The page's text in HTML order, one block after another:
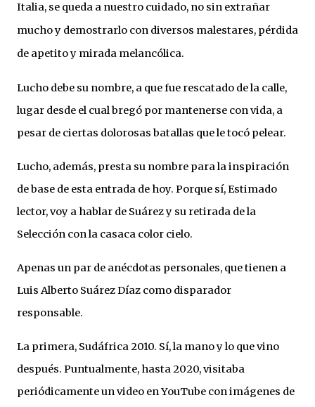
Italia, se queda a nuestro cuidado, no sin extrañar
mucho y demostrarlo con diversos malestares, pérdida
de apetito y mirada melancólica.
Lucho debe su nombre, a que fue rescatado de la calle,
lugar desde el cual bregó por mantenerse con vida, a
pesar de ciertas dolorosas batallas que le tocó pelear.
Lucho, además, presta su nombre para la inspiración
de base de esta entrada de hoy. Porque sí, Estimado
lector, voy a hablar de Suárez y su retirada de la
Selección con la casaca color cielo.
Apenas un par de anécdotas personales, que tienen a
Luis Alberto Suárez Díaz como disparador
responsable.
La primera, Sudáfrica 2010. Sí, la mano y lo que vino
después. Puntualmente, hasta 2020, visitaba
periódicamente un video en YouTube con imágenes de